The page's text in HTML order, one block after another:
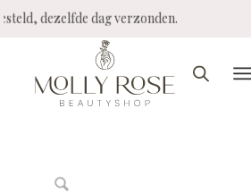
besteld, dezelfde dag verzonden.